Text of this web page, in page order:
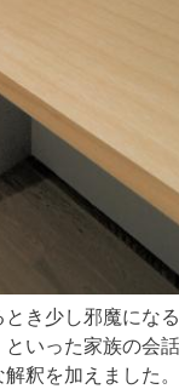
き少し邪魔にな
いった家族の会
釈を加えました。